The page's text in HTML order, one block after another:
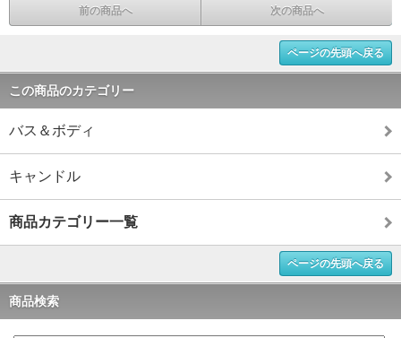
前の商品へ 次の商品へ
ページの先頭へ戻る
この商品のカテゴリー
バス＆ボディ
キャンドル
商品カテゴリー一覧
ページの先頭へ戻る
商品検索